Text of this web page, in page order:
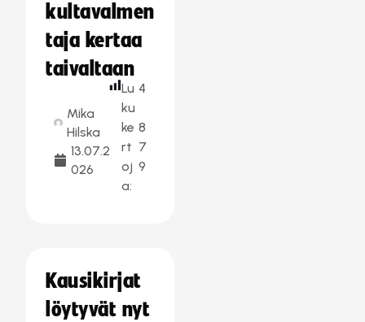
kultavalmen
taja kertaa
taivaltaan
Mika
Hilska
13.07.2
026
Lu
ku
ke
rt
oj
a:
4
8
7
9
Kausikirjat
löytyvät nyt